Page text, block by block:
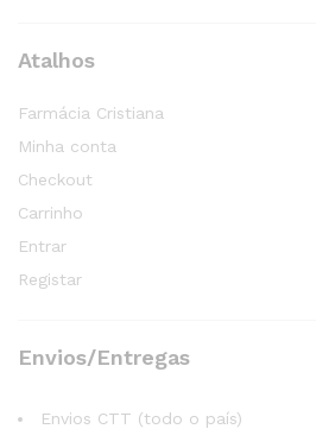
Atalhos
Farmácia Cristiana
Minha conta
Checkout
Carrinho
Entrar
Registar
Envios/Entregas
Envios CTT (todo o país)